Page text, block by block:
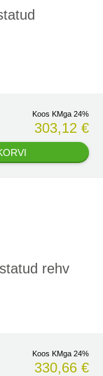
Koos KMga 24%
303,12 €
rehv
Koos KMga 24%
330,66 €